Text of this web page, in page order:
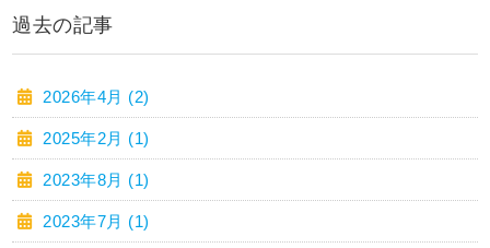
過去の記事
2026年4月 (2)
2025年2月 (1)
2023年8月 (1)
2023年7月 (1)